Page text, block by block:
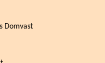
Domvast